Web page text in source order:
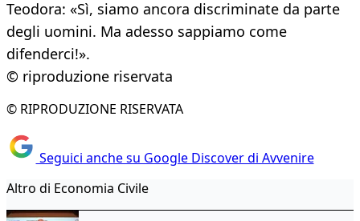
Teodora: «Sì, siamo ancora discriminate da parte
degli uomini. Ma adesso sappiamo come
difenderci!».
© riproduzione riservata
© RIPRODUZIONE RISERVATA
Seguici anche su Google Discover di Avvenire
Altro di Economia Civile